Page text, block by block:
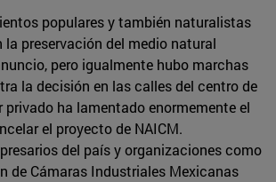
populares y también naturalistas
la preservación del medio natural
pero igualmente hubo marchas
la decisión en las calles del centro de
privado ha lamentado enormemente el
el proyecto de NAICM.
del país y organizaciones como
de Cámaras Industriales Mexicanas